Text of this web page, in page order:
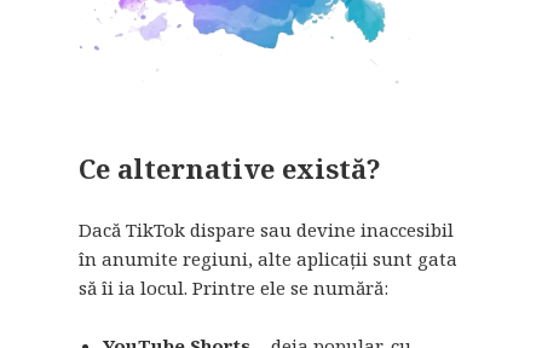
Ce alternative există?
Dacă TikTok dispare sau devine inaccesibil
în anumite regiuni, alte aplicații sunt gata
să îi ia locul. Printre ele se numără: